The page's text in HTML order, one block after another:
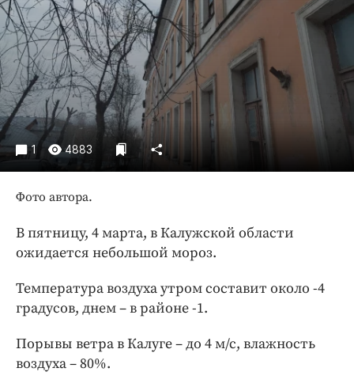
Общество
Погода
Праздники
Происшествия
Спорт
Экономика и бизнес
ПРОЕКТЫ
Блоги
Медиаперсона
Клиника года
Бренд года
Работодатель года
1 4883
Фото автора.
В пятницу, 4 марта, в Калужской области
ожидается небольшой мороз.
Температура воздуха утром составит около -4
градусов, днем – в районе -1.
Порывы ветра в Калуге – до 4 м/с, влажность
воздуха – 80%.